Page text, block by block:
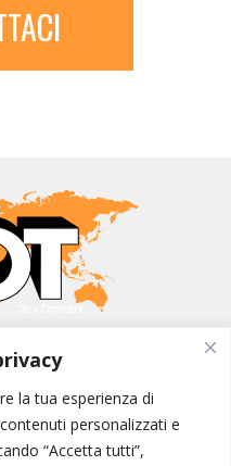
la tua esperienza di
personalizzati e
“Accetta tutti”,